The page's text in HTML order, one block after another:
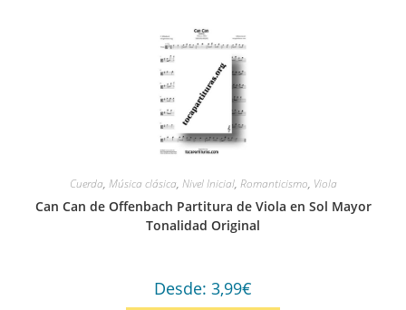
Cuerda, Música clásica, Nivel Inicial, Romanticismo, Viola
Can Can de Offenbach Partitura de Viola en Sol Mayor
Tonalidad Original
Desde: 3,99€